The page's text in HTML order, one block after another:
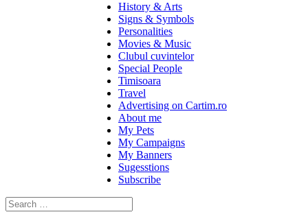
History & Arts
Signs & Symbols
Personalities
Movies & Music
Clubul cuvintelor
Special People
Timisoara
Travel
Advertising on Cartim.ro
About me
My Pets
My Campaigns
My Banners
Sugesstions
Subscribe